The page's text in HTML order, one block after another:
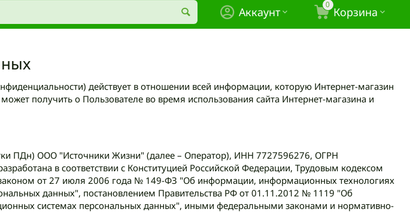
0 Корзина
Аккаунт
действует в отношении всей информации, которую Интернет-магазин
получить о Пользователе во время использования сайта Интернет-магазина и
ПДн) ООО "Источники Жизни" (далее – Оператор), ИНН 7727596276, ОГРН
в соответствии с Конституцией Российской Федерации, Трудовым кодексом
от 27 июля 2006 года № 149-ФЗ "Об информации, информационных технологиях
данных", постановлением Правительства РФ от 01.11.2012 № 1119 "Об
системах персональных данных", иными федеральными законами и нормативно-